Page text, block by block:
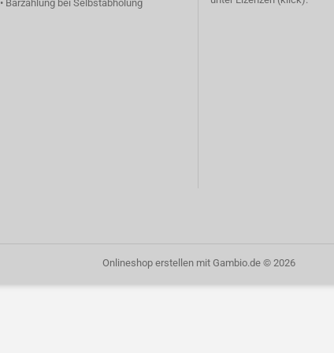
• Barzahlung bei Selbstabholung
Onlineshop erstellenmit Gambio.de © 2026